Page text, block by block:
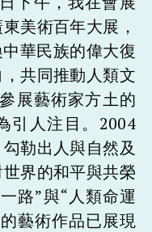
美術百年大展，
華民族的偉大復
共同推動人類文
藝術家方土的
引人注目。2004
勒出人與自然及
界的和平與共榮
路”與“人類命運
藝術作品已展現